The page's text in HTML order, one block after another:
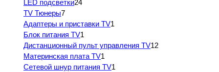
LED подсветки24
TV Тюнеры7
Адаптеры и приставки TV1
Блок питания TV1
Дистанционный пульт управления TV12
Материнская плата TV1
Сетевой шнур питания TV1